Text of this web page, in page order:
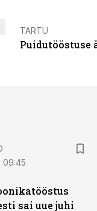
TARTU
Puidutööstuse
09:45
sai uue juhi